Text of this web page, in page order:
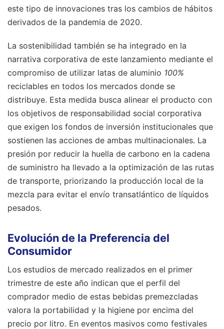
este tipo de innovaciones tras los cambios de hábitos
derivados de la pandemia de 2020.
La sostenibilidad también se ha integrado en la
narrativa corporativa de este lanzamiento mediante el
compromiso de utilizar latas de aluminio 100%
reciclables en todos los mercados donde se
distribuye. Esta medida busca alinear el producto con
los objetivos de responsabilidad social corporativa
que exigen los fondos de inversión institucionales que
sostienen las acciones de ambas multinacionales. La
presión por reducir la huella de carbono en la cadena
de suministro ha llevado a la optimización de las rutas
de transporte, priorizando la producción local de la
mezcla para evitar el envío transatlántico de líquidos
pesados.
Evolución de la Preferencia del
Consumidor
Los estudios de mercado realizados en el primer
trimestre de este año indican que el perfil del
comprador medio de estas bebidas premezcladas
valora la portabilidad y la higiene por encima del
precio por litro. En eventos masivos como festivales